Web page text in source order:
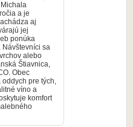
a je
aj
jej
Návštevníci sa
alebo
Štiavnica,
pre tých,
víno a
komfort